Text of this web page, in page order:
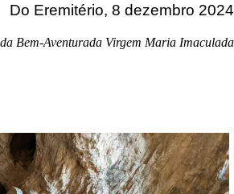
Do Eremitério, 8 dezembro 2024
Bem-Aventurada Virgem Maria Imaculada